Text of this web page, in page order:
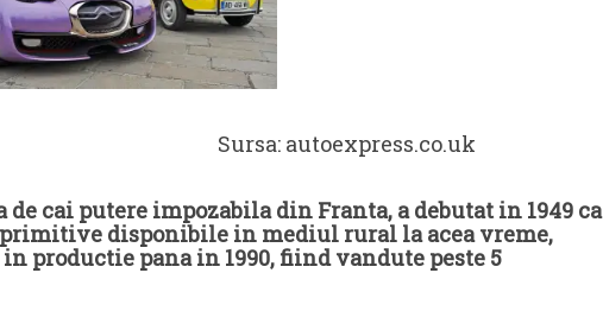
cai putere impozabila din Franta, a debutat in 1949 ca
disponibile in mediul rural la acea vreme,
productie pana in 1990, fiind vandute peste 5